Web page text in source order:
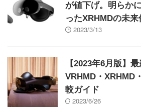
が値下げ。明らか
ったXRHMDの未来
2023/3/13
【2023年6月版】
VRHMD・XRHMD
較ガイド
2023/6/26